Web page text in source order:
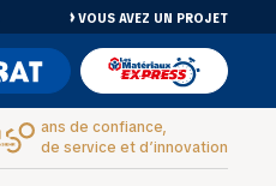
VOUS AVEZ UN PROJET
ans de confiance,
de service et d’innovation